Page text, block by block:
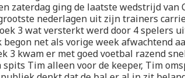
zaterdag ging de laatste wedstrijd van
nederlagen uit zijn trainers
3 wat versterkt werd door 4 spelers
begon net als vorige week afwachtend
3 kwam er met goed voetbal razend
Tim alleen voor de keeper, Tim